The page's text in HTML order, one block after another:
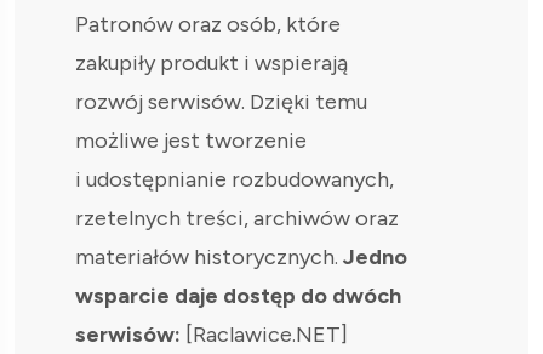
Patronów oraz osób, które
zakupiły produkt i wspierają
rozwój serwisów. Dzięki temu
możliwe jest tworzenie
i udostępnianie rozbudowanych,
rzetelnych treści, archiwów oraz
materiałów historycznych. Jedno
wsparcie daje dostęp do dwóch
serwisów: [Raclawice.NET]